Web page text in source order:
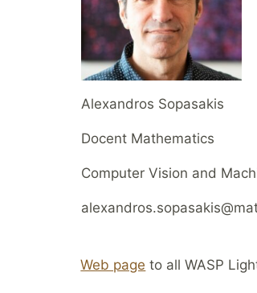
Alexandros Sopasakis
Docent Mathematics
Computer Vision and
Web page to all WASP